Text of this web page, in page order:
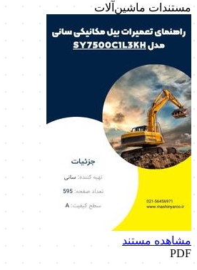
مستندات ماشین‌آلات
مشاهده مستند
PDF